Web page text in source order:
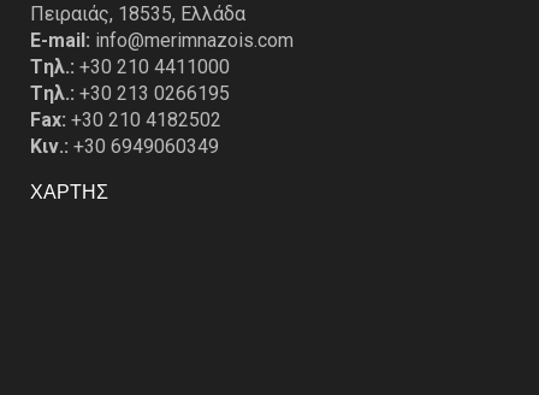
Πειραιάς, 18535, Ελλάδα
E-mail: info@merimnazois.com
Tηλ.: +30 210 4411000
Tηλ.: +30 213 0266195
Fax: +30 210 4182502
Κιν.: +30 6949060349
ΧΑΡΤΗΣ